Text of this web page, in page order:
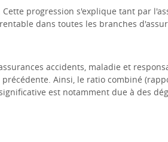
progression s'explique tant par
dans toutes les branches
accidents, maladie et
Ainsi, le ratio combiné
est notamment due à des